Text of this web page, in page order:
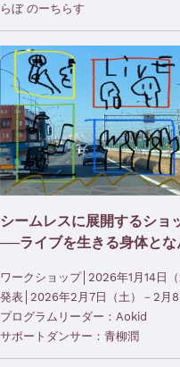
らぼ のーちらす
シームレスに展開するショ
──ライブを生きる身体とな
ワークショップ│2026年1月14日
発表│2026年2月7日（土）－2月8
プログラムリーダー：Aokid
サポートダンサー：青柳潤